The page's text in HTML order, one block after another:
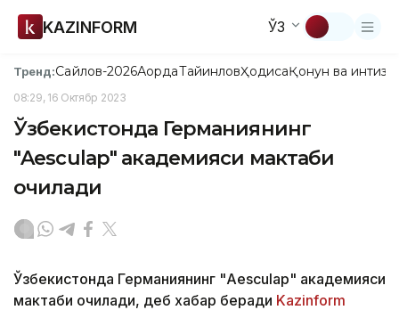
KAZINFORM ЎЗ
Тренд:Сайлов-2026АқордаТайинловҲодисаҚонун ва
08:29, 16 Октябр 2023
Ўзбекистонда Германиянинг
"Aesculap" академияси мактаби
очилади
Ўзбекистонда Германиянинг "Aesculap" академияси
мактаби очилади, деб хабар беради Kazinform